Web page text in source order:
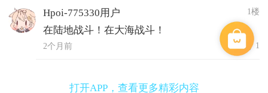
Hpoi-775330用户 1楼
在陆地战斗！在大海战斗！
2个月前 1
打开APP，查看更多精彩内容